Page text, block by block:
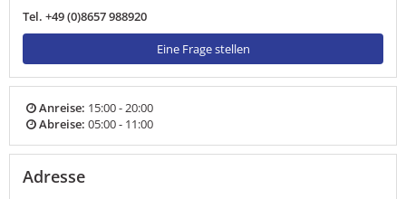
Tel. +49 (0)8657 988920
Eine Frage stellen
Anreise: 15:00 - 20:00
Abreise: 05:00 - 11:00
Adresse